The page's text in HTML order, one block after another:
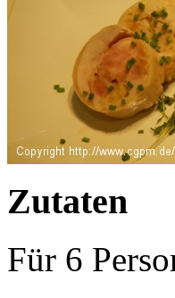
Zutaten
Für 6